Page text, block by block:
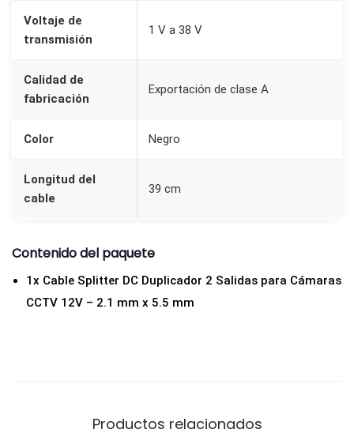
V
-
.
.
5
a
n
Voltaje de
transmisión
1 V a 38 V
Calidad de
fabricación
Exportación de clase A
Color Negro
Longitud del
cable
39 cm
Contenido del paquete
1x Cable Splitter DC Duplicador 2 Salidas para Cámaras
CCTV 12V – 2.1 mm x 5.5 mm
Productos relacionados